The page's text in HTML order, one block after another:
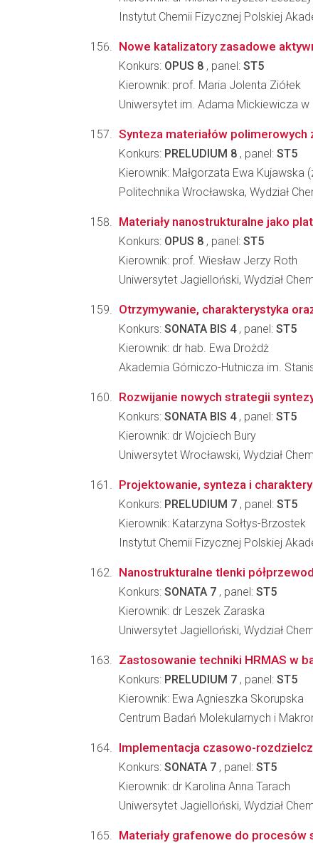
Instytut Chemii Fizycznej Polskiej
Nowe katalizatory zasadowe
Konkurs: OPUS 8 , panel: ST5
Kierownik: prof. Maria Jolenta Ziółek
Uniwersytet im. Adama Mickiewicza w
Synteza materiałów
Konkurs: PRELUDIUM 8 , panel: ST5
Kierownik: Małgorzata Ewa Kujawska
Politechnika Wrocławska, Wydział
Materiały nanostrukturalne jako
Konkurs: OPUS 8 , panel: ST5
Kierownik: prof. Wiesław Jerzy Roth
Uniwersytet Jagielloński, Wydział
Otrzymywanie, charakterystyka
Konkurs: SONATA BIS 4, panel: ST5
Kierownik: dr hab. Ewa Drożdż
Akademia Górniczo-Hutnicza im.
Rozwijanie nowych strategii
Konkurs: SONATA BIS 4, panel: ST5
Kierownik: dr Wojciech Bury
Uniwersytet Wrocławski, Wydział
Projektowanie, synteza i
Konkurs: PRELUDIUM 7 , panel: ST5
Kierownik: Katarzyna Sołtys-Brzostek
Instytut Chemii Fizycznej Polskiej
Nanostrukturalne tlenki
Konkurs: SONATA 7 , panel: ST5
Kierownik: dr Leszek Zaraska
Uniwersytet Jagielloński, Wydział
Zastosowanie techniki HRMAS w
Konkurs: PRELUDIUM 7 , panel: ST5
Kierownik: Ewa Agnieszka Skorupska
Centrum Badań Molekularnych i
Implementacja czasowo-
Konkurs: SONATA 7 , panel: ST5
Kierownik: dr Karolina Anna Tarach
Uniwersytet Jagielloński, Wydział
Materiały grafenowe do procesów